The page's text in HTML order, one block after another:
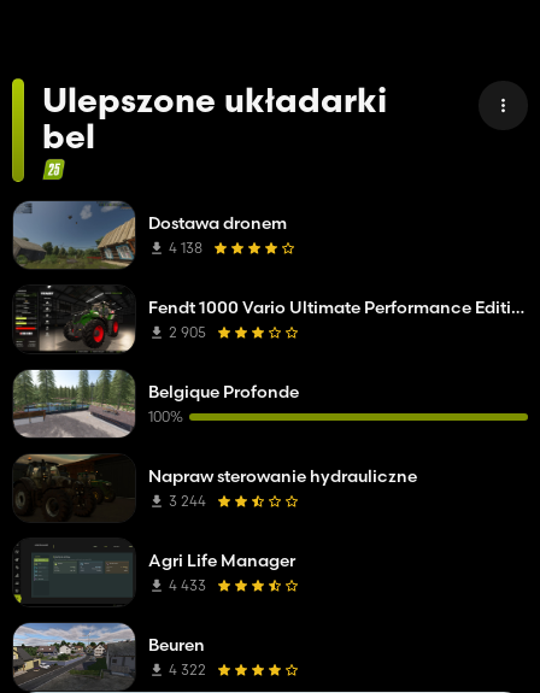
Ulepszone układarki
bel
Dostawa dronem
4 138
Fendt 1000 Vario Ultimate Performance Edition
2 905
Belgique Profonde
100%
Napraw sterowanie hydrauliczne
3 244
Agri Life Manager
4 433
Beuren
4 322